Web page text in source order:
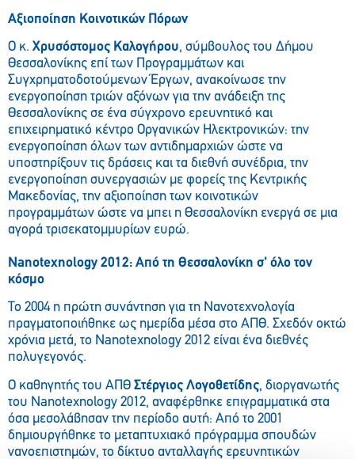
Αξιοποίηση Κοινοτικών Πόρων
Ο κ.Χρυσόστομος Καλογήρου, σύμβουλος του Δήμου
Θεσσαλονίκης επί των Προγραμμάτων και
Συγχρηματοδοτούμενων Έργων, ανακοίνωσε την
ενεργοποίηση τριών αξόνων για την ανάδειξη της
Θεσσαλονίκης σε ένα σύγχρονο ερευνητικό και
επιχειρηματικό κέντρο Οργανικών Ηλεκτρονικών: την
ενεργοποίηση όλων των αντιδημαρχιών ώστε να
υποστηρίξουν τις δράσεις και τα διεθνή συνέδρια, την
ενεργοποίηση συνεργασιών με φορείς της Κεντρικής
Μακεδονίας, την αξιοποίηση των κοινοτικών
προγραμμάτων ώστε να μπει η Θεσσαλονίκη ενεργά σε μια
αγορά τρισεκατομμυρίων ευρώ.
Nanotexnology 2012: Από τη Θεσσαλονίκη σ’ όλο τον
κόσμο
Το 2004 η πρώτη συνάντηση για τη Νανοτεχνολογία
πραγματοποιήθηκε ως ημερίδα μέσα στο ΑΠΘ. Σχεδόν οκτώ
χρόνια μετά, το Nanotexnology 2012 είναι ένα διεθνές
πολυγεγονός.
Ο καθηγητής του ΑΠΘ Στέργιος Λογοθετίδης, διοργανωτής
του Nanotexnology 2012, αναφέρθηκε επιγραμματικά στα
όσα μεσολάβησαν την περίοδο αυτή: Από το 2001
δημιουργήθηκε το μεταπτυχιακό πρόγραμμα σπουδών
νανοεπιστημών, το δίκτυο ανταλλαγής ερευνητικών